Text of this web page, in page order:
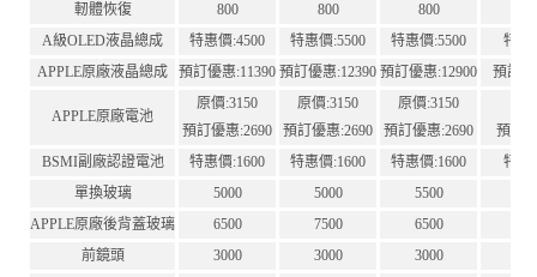
軔體恢復 800 800 800
A級OLED液晶總成
特惠價:4500 特惠價:5500 特惠價:5500
特惠
APPLE原廠液晶總成
預訂優惠:11390 預訂優惠:12390 預訂優惠:12900 預訂
APPLE原廠電池
原價:3150
預訂優惠:2690
原價:3150
預訂優惠:2690
原價:3150
預訂優惠:2690
預訂
BSMI副廠認證電池
特惠價:1600 特惠價:1600 特惠價:1600
特惠
單換玻璃
5000 5000 5500
APPLE原廠後背蓋玻璃
6500 7500 6500
前鏡頭
3000 3000 3000